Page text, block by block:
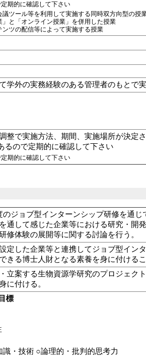
期的に確認して下さい
議ツール等を利用して実施する同時双方向型の授
」と「オンライン授業」を併用した授業
ンツの配信等によって実施する授業
学外の実務経験のある管理者のもとで
整で実施方法、期間、実施場所が決定
るので定期的に確認して下さい
期的に確認して下さい
ジョブ型インターンシップ研修を通
通して感じた企業等における研究・開
修体験の展開等に関する討論を行う。
定した企業等と連携してジョブ型イン
きる博士人財となる素養を身に付ける
立案する生物資源学研究のプロジェク
に付ける。
標
識・技術 ○論理的・批判的思考力